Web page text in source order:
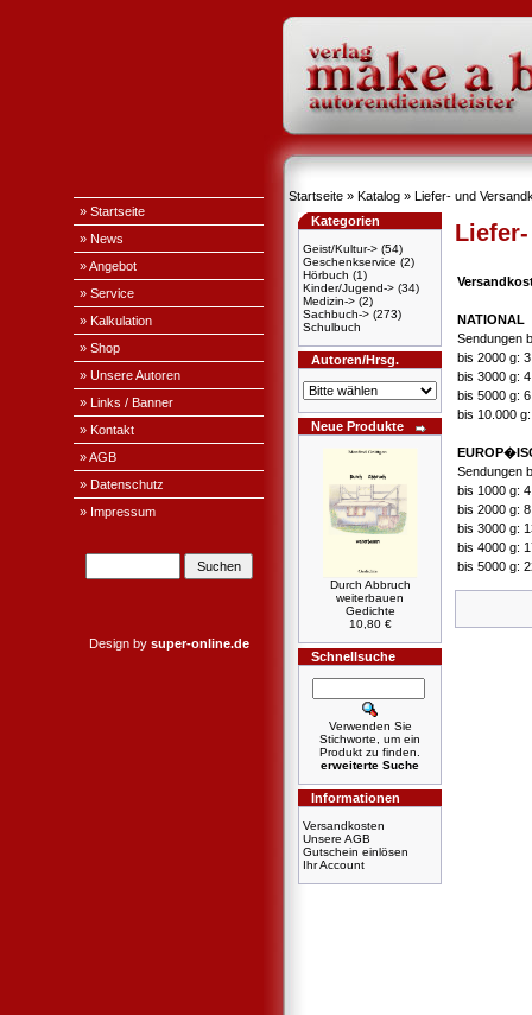
» Startseite
» News
» Angebot
» Service
» Kalkulation
» Shop
» Unsere Autoren
» Links / Banner
» Kontakt
» AGB
» Datenschutz
» Impressum
Design by super-online.de
Startseite » Katalog » Liefer- und
Kategorien
Geist/Kultur-> (54)
Geschenkservice (2)
Hörbuch (1)
Kinder/Jugend-> (34)
Medizin-> (2)
Sachbuch-> (273)
Schulbuch
Autoren/Hrsg.
Neue Produkte
Durch Abbruch
weiterbauen
Gedichte
10,80 €
Schnellsuche
Verwenden Sie
Stichworte, um ein
Produkt zu finden.
erweiterte Suche
Informationen
Versandkosten
Unsere AGB
Gutschein einlösen
Ihr Account
NATIONAL
Sendungen
bis 2000 g:
bis 3000 g:
bis 5000 g:
bis 10.000
Sendungen
bis 1000 g:
bis 2000 g:
bis 3000 g:
bis 4000 g:
bis 5000 g: